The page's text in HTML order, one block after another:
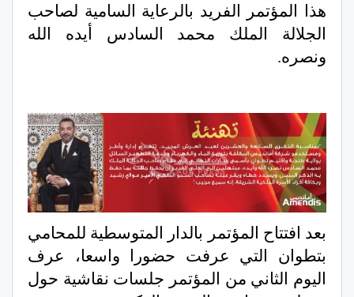
هذا المؤتمر الفريد بالرعاية السامية لصاحب
الجلالة الملك محمد السادس أيده الله
ونصره.
بعد افتتاح المؤتمر بالدار المتوسطية للمحامي
بتطوان التي عرفت حضورا واسعا، عرف
اليوم الثاني من المؤتمر جلسات نقاشية حول